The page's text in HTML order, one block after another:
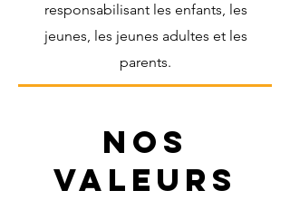
responsabilisant les enfants, les
jeunes, les jeunes adultes et les
parents.
Nos
valeurs